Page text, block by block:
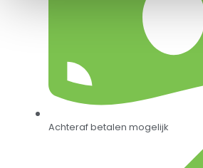
Achteraf betalen mogelijk